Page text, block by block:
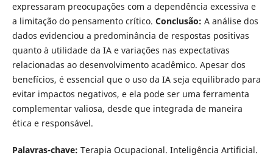
expressaram preocupações com a dependência excessiva e
a limitação do pensamento crítico. Conclusão: A análise dos
dados evidenciou a predominância de respostas positivas
quanto à utilidade da IA e variações nas expectativas
relacionadas ao desenvolvimento acadêmico. Apesar dos
benefícios, é essencial que o uso da IA seja equilibrado para
evitar impactos negativos, e ela pode ser uma ferramenta
complementar valiosa, desde que integrada de maneira
ética e responsável.
Palavras-chave: Terapia Ocupacional. Inteligência Artificial.